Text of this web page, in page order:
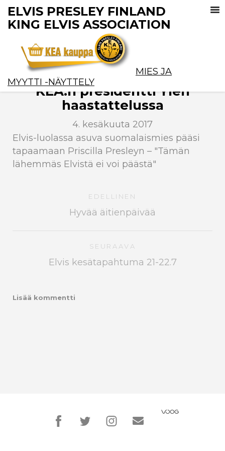
ELVIS PRESLEY FINLAND
KING ELVIS ASSOCIATION
MIES JA
MYYTTI -NÄYTTELY
KEA:n presidentti Ylen
haastattelussa
4. kesäkuuta 2017
Elvis-luolassa asuva suomalaismies pääsi
tapaamaan Priscilla Presleyn – "Tämän
lähemmäs Elvistä ei voi päästä"
EDELLINEN
Hyvää äitienpäivää
SEURAAVA
Elvis kesätapahtuma 21-22.7
Lisää kommentti